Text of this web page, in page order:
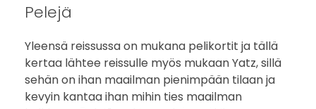
Pelejä
Yleensä reissussa on mukana pelikortit ja tällä
kertaa lähtee reissulle myös mukaan Yatz, sillä
sehän on ihan maailman pienimpään tilaan ja
kevyin kantaa ihan mihin ties maailman